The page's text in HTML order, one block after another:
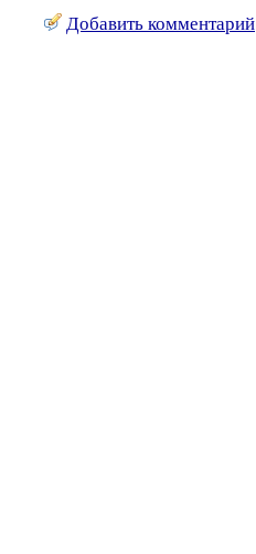
Добавить комментарий